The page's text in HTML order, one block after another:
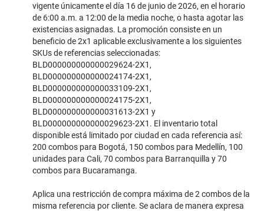
vigente únicamente el día 16 de junio de 2026, en el horario
de 6:00 a.m. a 12:00 de la media noche, o hasta agotar las
existencias asignadas. La promoción consiste en un
beneficio de 2x1 aplicable exclusivamente a los siguientes
SKUs de referencias seleccionadas:
BLD000000000000029624-2X1,
BLD000000000000024174-2X1,
BLD000000000000033109-2X1,
BLD000000000000024175-2X1,
BLD000000000000031613-2X1 y
BLD000000000000029623-2X1. El inventario total
disponible está limitado por ciudad en cada referencia así:
200 combos para Bogotá, 150 combos para Medellín, 100
unidades para Cali, 70 combos para Barranquilla y 70
combos para Bucaramanga.
Aplica una restricción de compra máxima de 2 combos de la
misma referencia por cliente. Se aclara de manera expresa